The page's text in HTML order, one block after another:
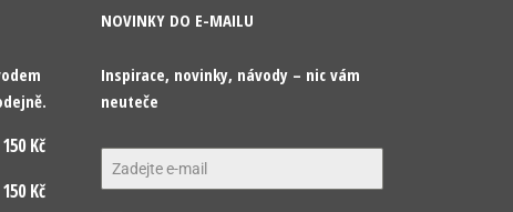
150 Kč
150 Kč
NOVINKY DO E-MAILU
Inspirace, novinky, návody – nic vám
neuteče